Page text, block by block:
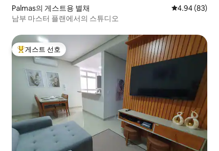
Palmas의 게스트용 별채 평점 4.94점(5
4.94 (83)
남부 마스터 플랜에서의 스튜디오
상위 게스트 선호
게스트 선호